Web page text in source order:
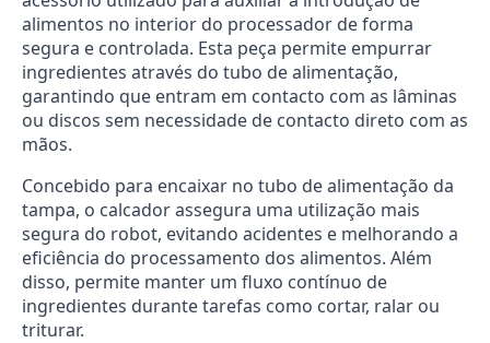
alimentos no interior do processador de forma
segura e controlada. Esta peça permite empurrar
ingredientes através do tubo de alimentação,
garantindo que entram em contacto com as lâminas
ou discos sem necessidade de contacto direto com as
mãos.
Concebido para encaixar no tubo de alimentação da
tampa, o calcador assegura uma utilização mais
segura do robot, evitando acidentes e melhorando a
eficiência do processamento dos alimentos. Além
disso, permite manter um fluxo contínuo de
ingredientes durante tarefas como cortar, ralar ou
triturar.